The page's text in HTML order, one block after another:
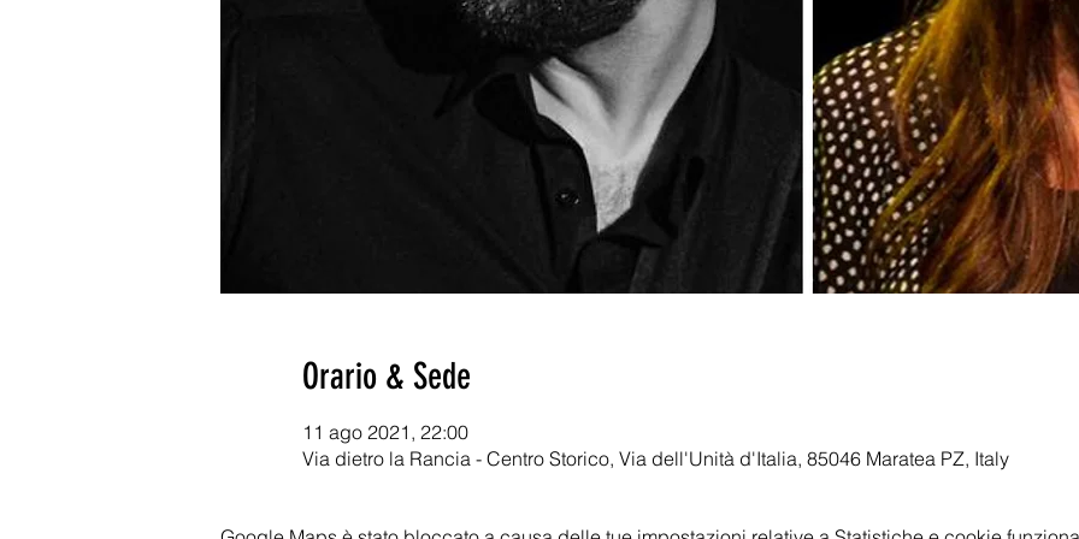
Orario & Sede
11 ago 2021, 22:00
Via dietro la Rancia - Centro Storico, Via dell'Unità d'Italia, 85046 Maratea PZ, Italy